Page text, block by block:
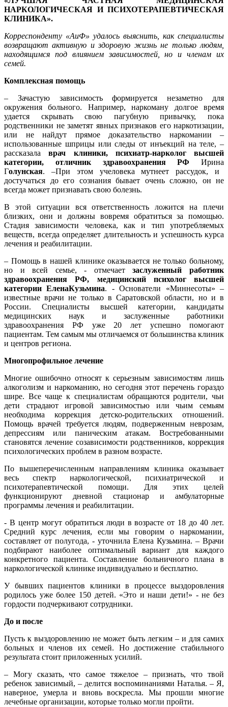
НАРКОЛОГИЧЕСКАЯ И ПСИХОТЕРАПЕВТИЧЕСКАЯ
КЛИНИКА».
Корреспонденту «АиФ» удалось выяснить, как специалисты
возвращают активную и здоровую жизнь не только людям,
находящимся под влиянием зависимостей, но и членам их
семей.
Комплексная помощь
– Зачастую зависимость формируется незаметно для
окружения больного. Например, наркоману долгое время
удается скрывать свою пагубную привычку, пока
родственники не заметят явных признаков его наркотизации,
или не найдут прямое доказательство наркомании –
использованные шприцы или следы от инъекций на теле, –
рассказалаврач клиники, психиатр-нарколог высшей
категории, отличник здравоохранения РФ Ирина
Голунская. –При этом учеловека мутнеет рассудок, и
достучаться до его сознания бывает очень сложно, он не
всегда может признавать свою болезнь.
В этой ситуации вся ответственность ложится на плечи
близких, они и должны вовремя обратиться за помощью.
Стадия зависимости человека, как и тип употребляемых
веществ, всегда определяет длительность и успешность курса
лечения и реабилитации.
– Помощь в нашей клинике оказывается не только больному,
но и всей семье, - отмечаетзаслуженный работник
здравоохранения РФ, медицинский психолог высшей
категорииЕленаКузьмина. - Основатели «Миннесоты» –
известные врачи не только в Саратовской области, но и в
России. Специалисты высшей категории, кандидаты
медицинских наук и заслуженные работники
здравоохранения РФ уже 20 лет успешно помогают
пациентам. Тем самым мы отличаемся от большинства клиник
и центров региона.
Многопрофильное лечение
Многие ошибочно относят к серьезным зависимостям лишь
алкоголизм и наркоманию, но сегодня этот перечень гораздо
шире. Все чаще к специалистам обращаются родители, чьи
дети страдают игровой зависимостью или чьим семьям
необходима коррекция детско-родительских отношений.
Помощь врачей требуется людям, подверженным неврозам,
депрессиям или паническим атакам. Востребованными
становятся лечение созависимости родственников, коррекция
психологических проблем в разном возрасте.
По вышеперечисленным направлениям клиника оказывает
весь спектр наркологической, психиатрической и
психотерапевтической помощи. Для этих целей
функционируют дневной стационар и амбулаторные
программы лечения и реабилитации.
- В центр могут обратиться люди в возрасте от 18 до 40 лет.
Средний курс лечения, если мы говорим о наркомании,
составляет от полугода, - уточнила Елена Кузьмина. – Врачи
подбирают наиболее оптимальный вариант для каждого
конкретного пациента. Составление больничного плана в
наркологической клинике индивидуально и бесплатно.
У бывших пациентов клиники в процессе выздоровления
родилось уже более 150 детей. «Это и наши дети!» - не без
гордости подчеркивают сотрудники.
До и после
Пусть к выздоровлению не может быть легким – и для самих
больных и членов их семей. Но достижение стабильного
результата стоит приложенных усилий.
– Могу сказать, что самое тяжелое – признать, что твой
ребенок зависимый, – делится воспоминаниями Наталья. – Я,
наверное, умерла и вновь воскресла. Мы прошли многие
лечебные организации, которые только могли пройти.